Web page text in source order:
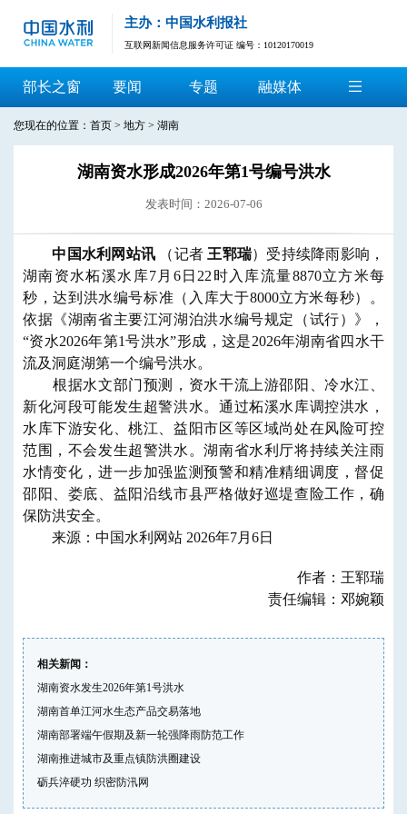
主办：中国水利报社
互联网新闻信息服务许可证 编号：10120170019
部长之窗 要闻 专题 融媒体
您现在的位置： 首页 > 地方 > 湖南
湖南资水形成2026年第1号编号洪水
发表时间：2026-07-06
中国水利网站讯 （记者 王郓瑞）受持续降雨影响，
湖南资水柘溪水库7月6日22时入库流量8870立方米每
秒，达到洪水编号标准（入库大于8000立方米每秒）。
依据《湖南省主要江河湖泊洪水编号规定（试行）》，
“资水2026年第1号洪水”形成，这是2026年湖南省四水干
流及洞庭湖第一个编号洪水。
根据水文部门预测，资水干流上游邵阳、冷水江、
新化河段可能发生超警洪水。通过柘溪水库调控洪水，
水库下游安化、桃江、益阳市区等区域尚处在风险可控
范围，不会发生超警洪水。湖南省水利厅将持续关注雨
水情变化，进一步加强监测预警和精准精细调度，督促
邵阳、娄底、益阳沿线市县严格做好巡堤查险工作，确
保防洪安全。
来源：中国水利网站 2026年7月6日
作者：王郓瑞
责任编辑：邓婉颖
相关新闻：
湖南资水发生2026年第1号洪水
湖南首单江河水生态产品交易落地
湖南部署端午假期及新一轮强降雨防范工作
湖南推进城市及重点镇防洪圈建设
砺兵淬硬功 织密防汛网